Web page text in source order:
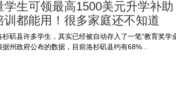
生可领最高1500美元升学补助
训都能用！很多家庭还不知道
矶县许多学生，其实已经被自动存入了一笔“教育奖学
州政府公布的数据，目前洛杉矶县约有68%...